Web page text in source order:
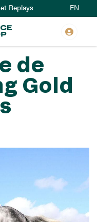
Replays EN
de
Gold